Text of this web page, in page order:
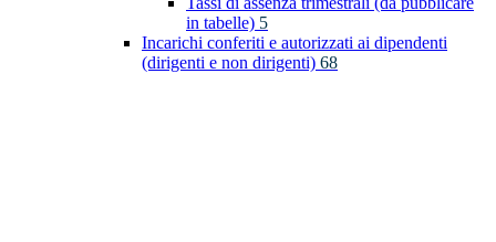
in tabelle) 5
Incarichi conferiti e autorizzati ai dipendenti
(dirigenti e non dirigenti) 68